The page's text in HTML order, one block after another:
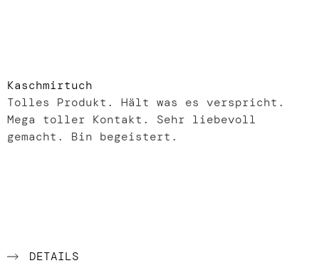
Kaschmirtuch
Tolles Produkt. Hält was es verspricht.
Mega toller Kontakt. Sehr liebevoll
gemacht. Bin begeistert.
DETAILS